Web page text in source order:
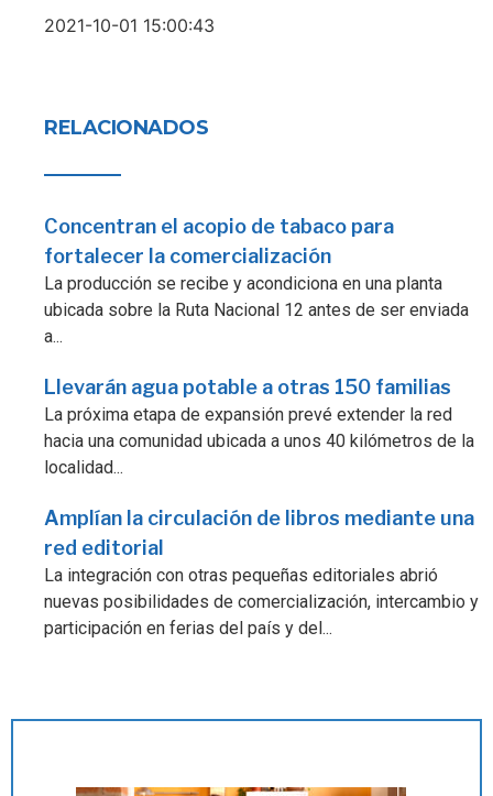
2021-10-01 15:00:43
RELACIONADOS
Concentran el acopio de tabaco para
fortalecer la comercialización
La producción se recibe y acondiciona en una planta
ubicada sobre la Ruta Nacional 12 antes de ser enviada
a...
Llevarán agua potable a otras 150 familias
La próxima etapa de expansión prevé extender la red
hacia una comunidad ubicada a unos 40 kilómetros de la
localidad...
Amplían la circulación de libros mediante una
red editorial
La integración con otras pequeñas editoriales abrió
nuevas posibilidades de comercialización, intercambio y
participación en ferias del país y del...